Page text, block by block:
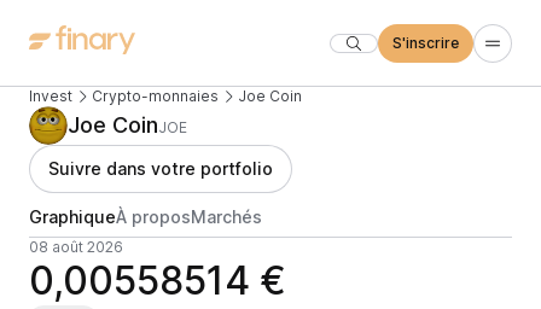
S'inscrire
Invest Crypto-monnaies Joe Coin
Joe CoinJOE
Suivre dans votre portfolio
GraphiqueÀ proposMarchés
08 août 2026
0,00558514 €